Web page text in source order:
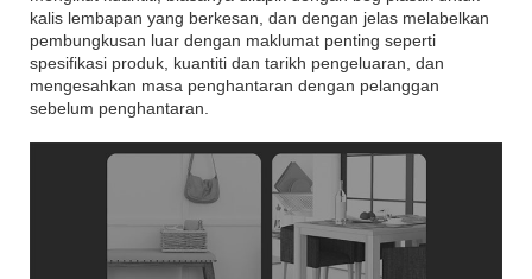
kalis lembapan yang berkesan, dan dengan jelas melabelkan
pembungkusan luar dengan maklumat penting seperti
spesifikasi produk, kuantiti dan tarikh pengeluaran, dan
mengesahkan masa penghantaran dengan pelanggan
sebelum penghantaran.